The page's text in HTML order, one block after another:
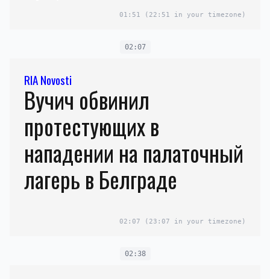
01:51 (22:51 in your timezone)
02:07
RIA Novosti
Вучич обвинил
протестующих в
нападении на палаточный
лагерь в Белграде
02:07 (23:07 in your timezone)
02:38